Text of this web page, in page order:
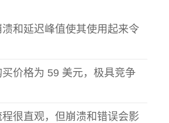
溃和延迟峰值使其使用起来令
价格为 59 美元，极具竞争
程很直观，但崩溃和错误会影